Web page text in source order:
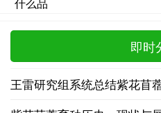
即时
王雷研究组系统总结紫花苜